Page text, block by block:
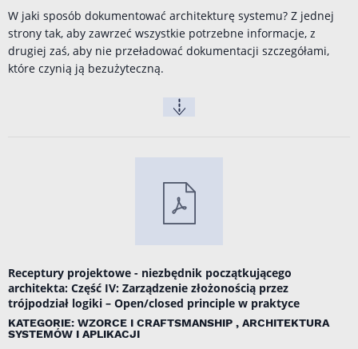
W jaki sposób dokumentować architekturę systemu? Z jednej
strony tak, aby zawrzeć wszystkie potrzebne informacje, z
drugiej zaś, aby nie przeładować dokumentacji szczegółami,
które czynią ją bezużyteczną.
Receptury projektowe - niezbędnik początkującego
architekta: Część IV: Zarządzenie złożonością przez
trójpodział logiki – Open/closed principle w praktyce
KATEGORIE: WZORCE I CRAFTSMANSHIP , ARCHITEKTURA
SYSTEMÓW I APLIKACJI